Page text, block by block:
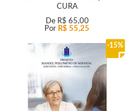
CURA
De R$ 65,00
Por R$ 55,25
15%